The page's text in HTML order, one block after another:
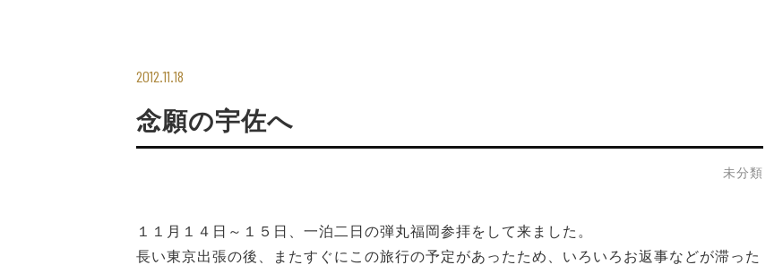
2012.11.18
念願の宇佐へ
未分類
１１月１４日～１５日、一泊二日の弾丸福岡参拝をして来ました。
長い東京出張の後、またすぐにこの旅行の予定があったため、いろいろお返事などが滞った